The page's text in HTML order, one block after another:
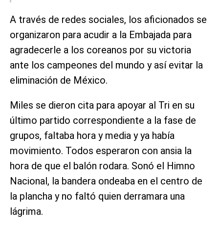
A través de redes sociales, los aficionados se
organizaron para acudir a la Embajada para
agradecerle a los coreanos por su victoria
ante los campeones del mundo y así evitar la
eliminación de México.
Miles se dieron cita para apoyar al Tri en su
último partido correspondiente a la fase de
grupos, faltaba hora y media y ya había
movimiento. Todos esperaron con ansia la
hora de que el balón rodara. Sonó el Himno
Nacional, la bandera ondeaba en el centro de
la plancha y no faltó quien derramara una
lágrima.